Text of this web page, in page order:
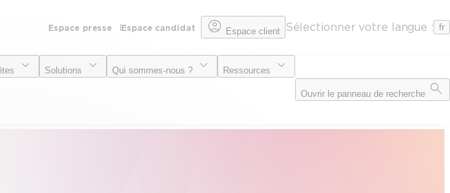
Espace presse Espace candidat Espace client Sélectionner votre langue : fr
Solutions Qui sommes-nous ? Ressources
Ouvrir le panneau de recherche